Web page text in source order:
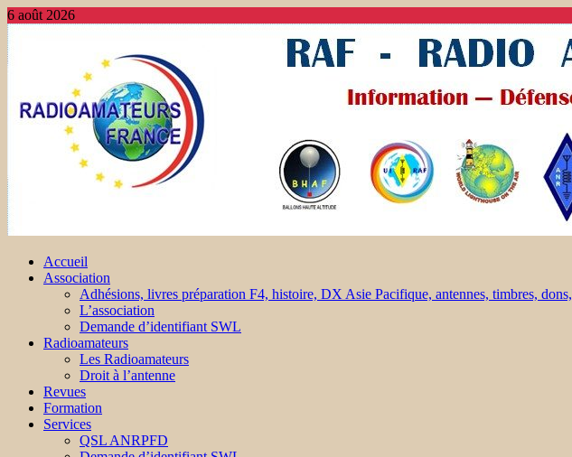
6 août 2026
Accueil
Association
Adhésions, livres préparation F4, histoire, DX Asie Pacifique, antennes, timbres, dons,
L’association
Demande d’identifiant SWL
Radioamateurs
Les Radioamateurs
Droit à l’antenne
Revues
Formation
Services
QSL ANRPFD